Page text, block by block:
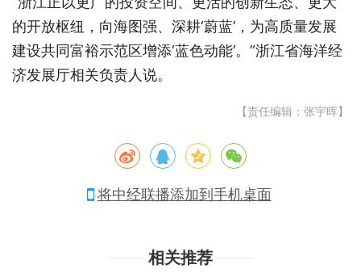
的开放枢纽，向海图强、深耕‘蔚蓝’，为高质量发展
建设共同富裕示范区增添‘蓝色动能’。”浙江省海洋经
济发展厅相关负责人说。
【责任编辑：张宇晖】
将中经联播添加到手机桌面
相关推荐